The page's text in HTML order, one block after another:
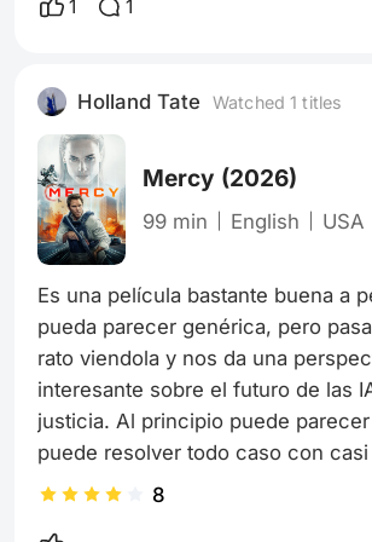
agua. Ardían. No veía más que una
oscura recortada contra el cielo
1 1
Holland Tate Watched 1 titles
Mercy (2026)
99 min English USA
Es una película bastante buena a
pueda parecer genérica, pero
rato viendola y nos da una
interesante sobre el futuro de las
justicia. Al principio puede
puede resolver todo caso con
precisión pero la historia nos
8